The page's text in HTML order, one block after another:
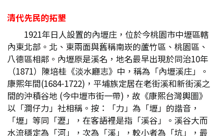
清代先民的拓墾
1921年日人設置的內壢庄，位於今桃園市中壢區轄
內東北部。北、東兩面與舊稱南崁的蘆竹區、桃園區、
八德區相鄰。內壢原是溪名，地名最早出現於同治10年
（1871）陳培桂《淡水廳志》中，稱為「內壢溪庄」。
康熙年間(1684-1722)，平埔族定居在老街溪和新街溪之
間的沖積谷地 (今中壢市街一帶)，故《康熙台灣輿圖》
以「澗仔力」社相稱。按：「力」為「壢」的諧音，
「壢」等同「瀝」，在客語裡是指「溪谷」。溪谷大而
水流穩定為「河」，次為「溪」，較小者為「坑」，最